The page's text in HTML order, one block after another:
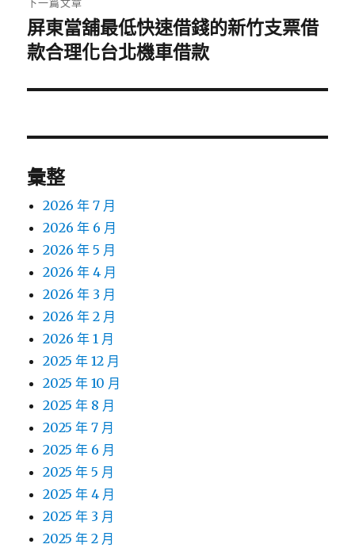
下
一
文
屏東當舖最低快速借錢的新竹支票借
款合理化台北機車借款
彙整
2026 年 7 月
2026 年 6 月
2026 年 5 月
2026 年 4 月
2026 年 3 月
2026 年 2 月
2026 年 1 月
2025 年 12 月
2025 年 10 月
2025 年 8 月
2025 年 7 月
2025 年 6 月
2025 年 5 月
2025 年 4 月
2025 年 3 月
2025 年 2 月